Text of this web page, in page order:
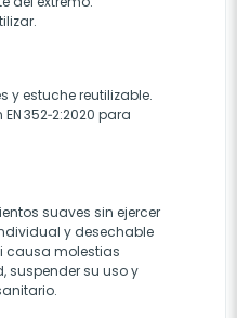
y estuche reutilizable.
352‑2:2020 para
suaves sin ejercer
y desechable
causa molestias
suspender su uso y